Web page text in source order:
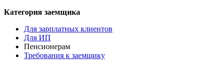
Категория заемщика
Для зарплатных клиентов
Для ИП
Пенсионерам
Требования к заемщику